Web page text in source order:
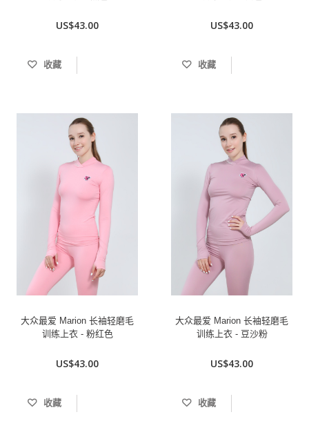
US$43.00
收藏
US$43.00
收藏
大众最爱 Marion 长袖轻磨毛
训练上衣 - 粉红色
US$43.00
收藏
大众最爱 Marion 长袖轻磨毛
训练上衣 - 豆沙粉
US$43.00
收藏